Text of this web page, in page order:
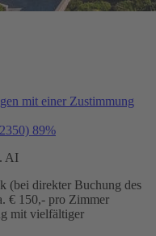
mit einer Zustimmung
89%
AI
(bei direkter Buchung des
€ 150,- pro Zimmer
mit vielfältiger